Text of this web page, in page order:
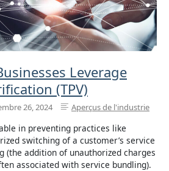
Leverage
(TPV)
26, 2024 Aperçus de l'industrie
in preventing practices like
switching of a customer’s service
(the addition of unauthorized charges
associated with service bundling).